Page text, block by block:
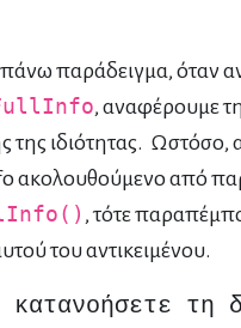
παράδειγμα, όταν
, αναφέρουμε
της ιδιότητας.
ακολουθούμενo από
, τότε
του αντικειμένου.
κατανοήσετε τη